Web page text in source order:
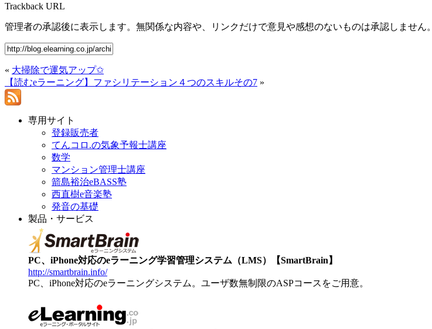
Trackback URL
管理者の承認後に表示します。無関係な内容や、リンクだけで意見や感想のないものは承認しません。
« 大掃除で運気アップ✩
【読むeラーニング】ファシリテーション４つのスキルその7 »
専用サイト
登録販売者
てんコロ.の気象予報士講座
数学
マンション管理士講座
箭島裕治eBASS塾
西直樹e音楽塾
発音の基礎
製品・サービス
PC、iPhone対応のeラーニング学習管理システム（LMS）【SmartBrain】
http://smartbrain.info/
PC、iPhone対応のeラーニングシステム。ユーザ数無制限のASPコースをご用意。